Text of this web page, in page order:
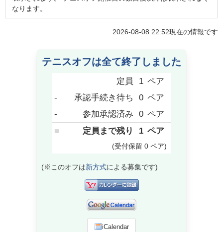
なります。
2026-08-08 22:52現在の情報です
テニスオフは全て終了しました
定員 1 ペア
-
承認手続き待ち 0 ペア
-
参加承認済み 0 ペア
=
定員まで残り 1 ペア
(受付保留 0 ペア)
(※このオフは新方式による募集です)
iCalendar